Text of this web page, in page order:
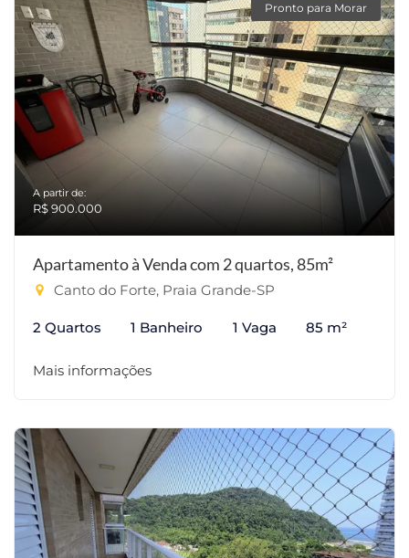
Pronto para Morar
A partir de:
R$ 900.000
Apartamento à Venda com 2 quartos, 85m²
Canto do Forte, Praia Grande-SP
2 Quartos 1 Banheiro 1 Vaga 85 m²
Mais informações